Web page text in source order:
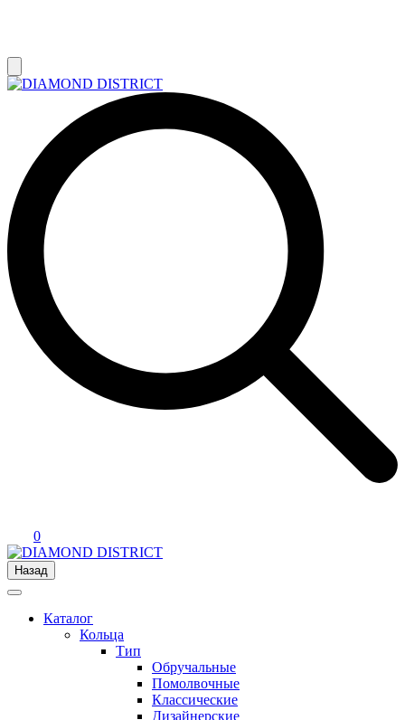
0
Назад
Каталог
Кольца
Тип
Обручальные
Помолвочные
Классические
Дизайнерские